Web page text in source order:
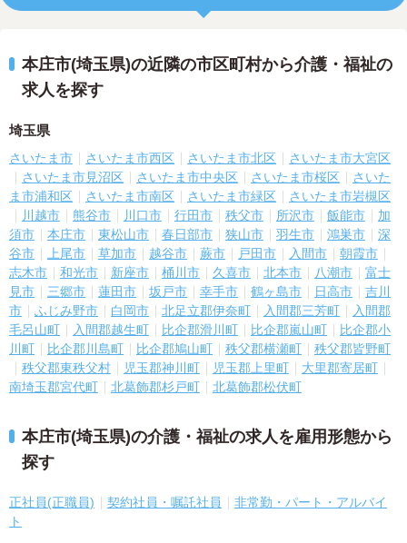
本庄市(埼玉県)の近隣の市区町村から介護・福祉の
求人を探す
埼玉県
さいたま市 さいたま市西区 さいたま市北区
さいたま市大宮区
さいたま市見沼区
さいたま市中央区 さいたま市桜区
さいた
ま市浦和区
さいたま市南区 さいたま市緑区
さいたま市岩槻区
川越市
熊谷市 川口市 行田市 秩父市 所沢市 飯能市
加
須市
本庄市 東松山市 春日部市 狭山市 羽生市 鴻巣市
深
谷市
上尾市 草加市 越谷市 蕨市 戸田市 入間市
朝霞市
志木市
和光市 新座市 桶川市 久喜市 北本市 八潮市
富士
見市
三郷市 蓮田市 坂戸市 幸手市 鶴ヶ島市 日高市
吉川
市
ふじみ野市 白岡市 北足立郡伊奈町 入間郡三芳町
入間郡
毛呂山町
入間郡越生町 比企郡滑川町 比企郡嵐山町
比企郡小
川町
比企郡川島町 比企郡鳩山町 秩父郡横瀬町
秩父郡皆野町
秩父郡東秩父村
児玉郡神川町 児玉郡上里町
大里郡寄居町
南埼玉郡宮代町
北葛飾郡杉戸町 北葛飾郡松伏町
本庄市(埼玉県)の介護・福祉の求人を雇用形態から
探す
正社員(正職員) 契約社員・嘱託社員
非常勤・パート・アルバイ
ト